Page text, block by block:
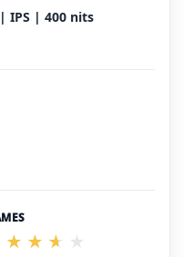
IPS | 400 nits